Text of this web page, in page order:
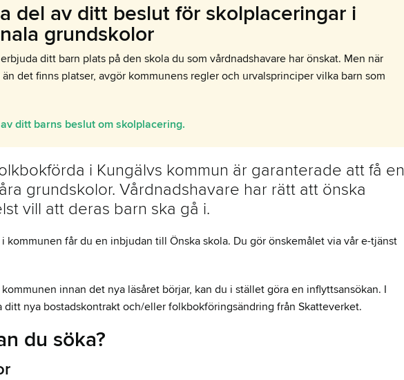
del av ditt beslut för skolplaceringar i
grundskolor
ditt barn plats på den skola du som vårdnadshavare har önskat. Men när
det finns platser, avgör kommunens regler och urvalsprinciper vilka barn som
ditt barns beslut om skolplacering.
i Kungälvs kommun är garanterade att få en
grundskolor. Vårdnadshavare har rätt att önska
vill att deras barn ska gå i.
kommunen får du en inbjudan till Önska skola. Du gör önskemålet via vår e-tjänst
innan det nya läsåret börjar, kan du i stället göra en inflyttsansökan. I
ditt nya bostadskontrakt och/eller folkbokföringsändring från Skatteverket.
du söka?